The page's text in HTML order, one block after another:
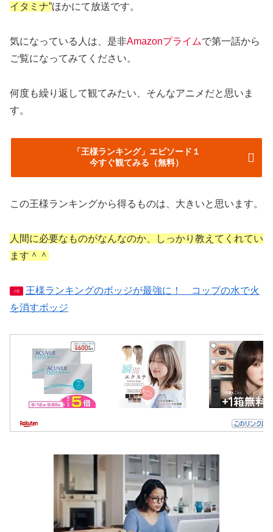
イタミナ”ほかにて放送です。
気になっている人は、是非Amazonプライムで第一話から
ご覧になってみてください。
何度も繰り返して観てみたい、そんなアニメだと思いま
す。
「王様ランキング」エピソード１
今すぐ観てみる（無料）
この王様ランキングから得るものは、大きいと思います。
人間に必要なものがなんなのか、しっかり教えてくれてい
ます＾＾
⇒
王様ランキングのボッジが最強に！ コップの水で火
を消すボッジ